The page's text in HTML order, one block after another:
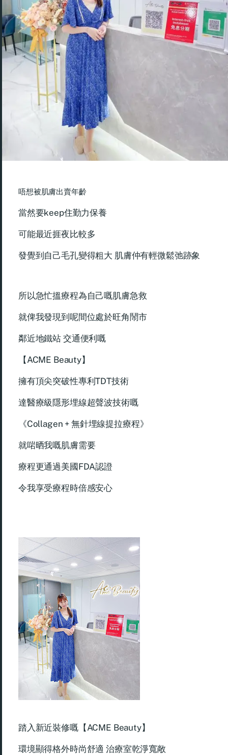
唔想被肌膚出賣年齡
當然要keep住勤力保養
可能最近捱夜比較多
發覺到自己毛孔變得粗大 肌膚仲有輕微鬆弛跡象
所以急忙搵療程為自己嘅肌膚急救
就俾我發現到呢間位處於旺角鬧市
鄰近地鐵站 交通便利嘅
【ACME Beauty】
擁有頂尖突破性專利TDT技術
達醫療級隱形埋線超聲波技術嘅
《Collagen + 無針埋線提拉療程》
就啱晒我嘅肌膚需要
療程更通過美國FDA認證
令我享受療程時倍感安心
踏入新近裝修嘅【ACME Beauty】
環境顯得格外時尚舒適 治療室乾淨寬敞